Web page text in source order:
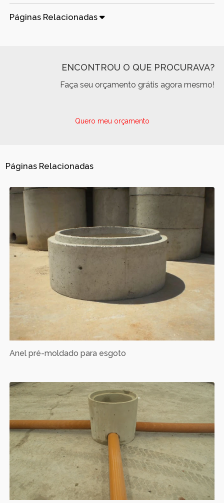
Páginas Relacionadas
ENCONTROU O QUE PROCURAVA?
Faça seu orçamento grátis agora mesmo!
Quero meu orçamento
Páginas Relacionadas
Anel pré-moldado para esgoto